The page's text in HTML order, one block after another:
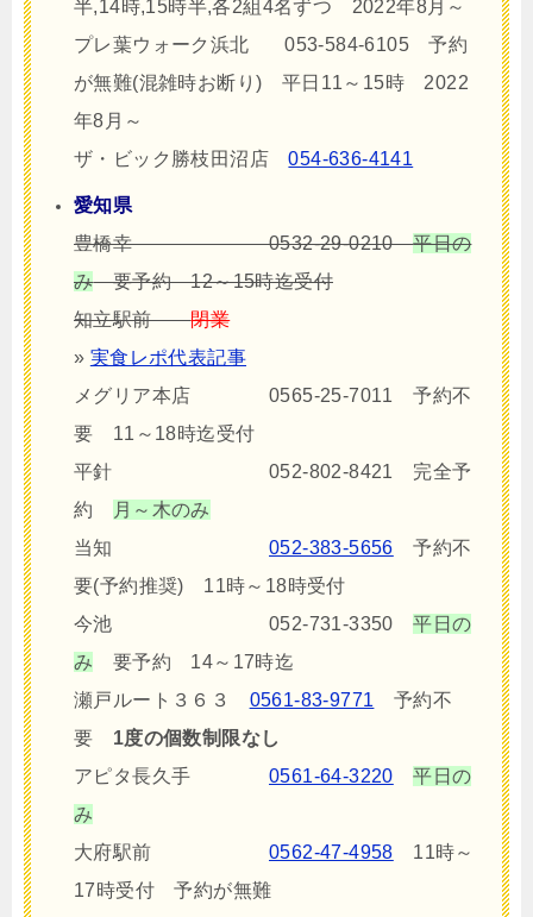
半,14時,15時半,各2組4名ずつ 2022年8月～
プレ葉ウォーク浜北 053-584-6105 予約
が無難(混雑時お断り) 平日11～15時 2022
年8月～
ザ・ビック勝枝田沼店054-636-4141
愛知県
豊橋幸 0532-29-0210平日の
み要予約 12～15時迄受付
知立駅前閉業
» 実食レポ代表記事
メグリア本店 0565-25-7011 予約不
要 11～18時迄受付
平針 052-802-8421 完全予
約
月～木のみ
当知 052-383-5656 予約不
要(予約推奨) 11時～18時受付
今池 052-731-3350平日の
み 要予約 14～17時迄
瀬戸ルート３６３ 0561-83-9771 予約不
要 1度の個数制限なし
アピタ長久手 0561-64-3220
平日の
み
大府駅前 0562-47-4958 11時～
17時受付 予約が無難